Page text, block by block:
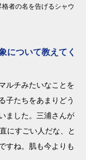
者の名を告げるシャウ
について教えてく
ルチみたいなことを
子たちをあまりどう
ました。三浦さんが
にすごい人だな、と
すね。肌も今よりも